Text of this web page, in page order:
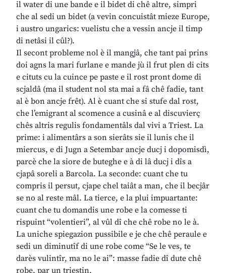
il water di une bande e il bidet di chê altre, simpri
che al sedi un bidet (a vevin concuistât mieze Europe,
i austro ungarics: vuelistu che a vessin ancje il timp
di netâsi il cûl?).
Il secont probleme nol è il mangjâ, che tant pai prins
doi agns la mari furlane e mande jù il frut plen di cits
e cituts cu la cuince pe paste e il rost pront dome di
scjaldâ (ma il student nol sta mai a fâ chê fadie, tant
al è bon ancje frêt). Al è cuant che si stufe dal rost,
che l’emigrant al scomence a cusinâ e al discuvierç
chês altris regulis fondamentâls dal vivi a Triest. La
prime: i alimentârs a son sierâts sie il lunis che il
miercus, e di Jugn a Setembar ancje ducj i dopomisdì,
parcè che la siore de buteghe e à di lâ ducj i dîs a
cjapâ soreli a Barcola. La seconde: cuant che tu
compris il persut, cjape chel taiât a man, che il becjâr
se no al reste mâl. La tierce, e la plui impuartante:
cuant che tu domandis une robe e la comesse ti
rispuint “volentieri”, al vûl dî che chê robe no le à.
La uniche spiegazion pussibile e je che chê peraule e
sedi un diminutîf di une robe come “Se le ves, te
darès vulintîr, ma no le ai”: masse fadie dî dute chê
robe, par un triestin.